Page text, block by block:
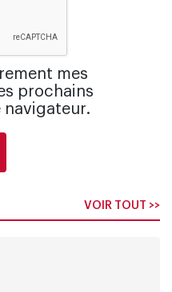
mes
prochains
navigateur.
VOIR TOUT >>